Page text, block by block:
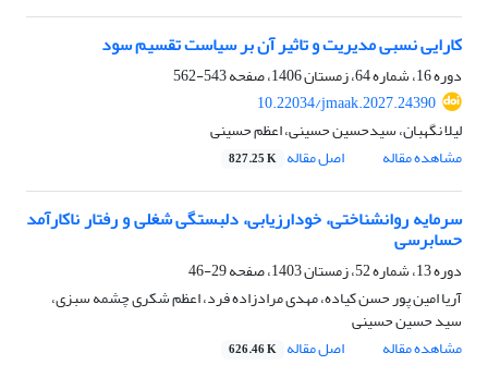
کارایی نسبی مدیریت و تاثیر آن بر سیاست تقسیم سود
دوره 16، شماره 64، زمستان 1406، صفحه
543-562
10.22034/jmaak.2027.24390
لیلا نگهبان، سیدحسین حسینی، اعظم حسینی
مشاهده مقاله
اصل مقاله 827.25 K
سرمایه روانشناختی، خودارزیابی، دلبستگی شغلی و رفتار ناکارآمد
حسابرسی
دوره 13، شماره 52، زمستان 1403، صفحه
29-46
آریا امین پور حسن کیاده، مهدی مرادزاده فرد، اعظم شکری چشمه سبزی،
سید حسین حسینی
مشاهده مقاله
اصل مقاله 626.46 K